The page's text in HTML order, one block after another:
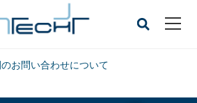
お問い合わせについて